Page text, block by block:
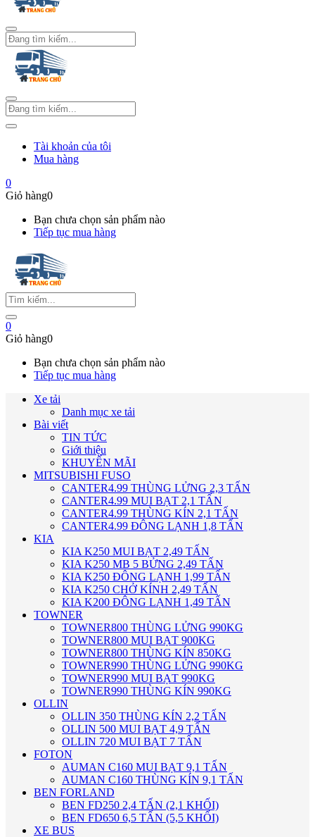
Tài khoản của tôi
Mua hàng
0
Giỏ hàng0
Bạn chưa chọn sản phẩm nào
Tiếp tục mua hàng
0
Giỏ hàng0
Bạn chưa chọn sản phẩm nào
Tiếp tục mua hàng
Xe tải
Danh mục xe tải
Bài viết
TIN TỨC
Giới thiệu
KHUYẾN MÃI
MITSUBISHI FUSO
CANTER4.99 THÙNG LỬNG 2,3 TẤN
CANTER4.99 MUI BẠT 2,1 TẤN
CANTER4.99 THÙNG KÍN 2,1 TẤN
CANTER4.99 ĐÔNG LẠNH 1,8 TẤN
KIA
KIA K250 MUI BẠT 2,49 TẤN
KIA K250 MB 5 BỬNG 2,49 TẤN
KIA K250 ĐÔNG LẠNH 1,99 TẤN
KIA K250 CHỞ KÍNH 2,49 TẤN
KIA K200 ĐÔNG LẠNH 1,49 TẤN
TOWNER
TOWNER800 THÙNG LỬNG 990KG
TOWNER800 MUI BẠT 900KG
TOWNER800 THÙNG KÍN 850KG
TOWNER990 THÙNG LỬNG 990KG
TOWNER990 MUI BẠT 990KG
TOWNER990 THÙNG KÍN 990KG
OLLIN
OLLIN 350 THÙNG KÍN 2,2 TẤN
OLLIN 500 MUI BẠT 4,9 TẤN
OLLIN 720 MUI BẠT 7 TẤN
FOTON
AUMAN C160 MUI BẠT 9,1 TẤN
AUMAN C160 THÙNG KÍN 9,1 TẤN
BEN FORLAND
BEN FD250 2,4 TẤN (2,1 KHỐI)
BEN FD650 6,5 TẤN (5,5 KHỐI)
XE BUS